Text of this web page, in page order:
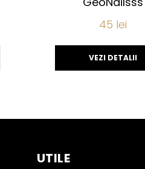
45 lei
VEZI DETALII
UTILE